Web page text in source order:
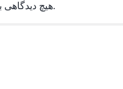
هیچ دیدگاهی برای این محصول نوشته نشده است.